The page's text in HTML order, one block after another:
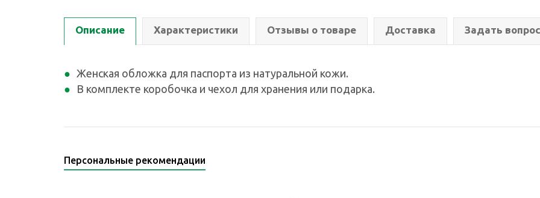
Описание Характеристики Отзывы о товаре Доставка Задать вопрос
Женская обложка для паспорта из натуральной кожи.
В комплекте коробочка и чехол для хранения или подарка.
Персональные рекомендации